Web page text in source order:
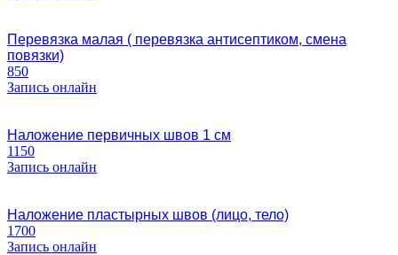
Перевязка малая ( перевязка антисептиком, смена
повязки)
850
Запись онлайн
Наложение первичных швов 1 см
1150
Запись онлайн
Наложение пластырных швов (лицо, тело)
1700
Запись онлайн